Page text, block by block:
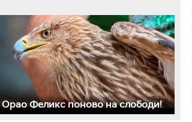
Орао Феликс поново на слободи!